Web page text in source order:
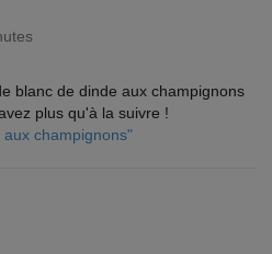
blanc de dinde aux champignons
plus qu'à la suivre !
champignons"